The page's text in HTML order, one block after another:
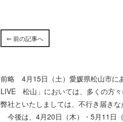
⇐ 前の記事へ
前略 4月15日（土）愛媛県松山市に
LIVE 松山」においては、多くの方々
弊社といたしましては、不行き届き
今後は、4月20日（木）・5月11日